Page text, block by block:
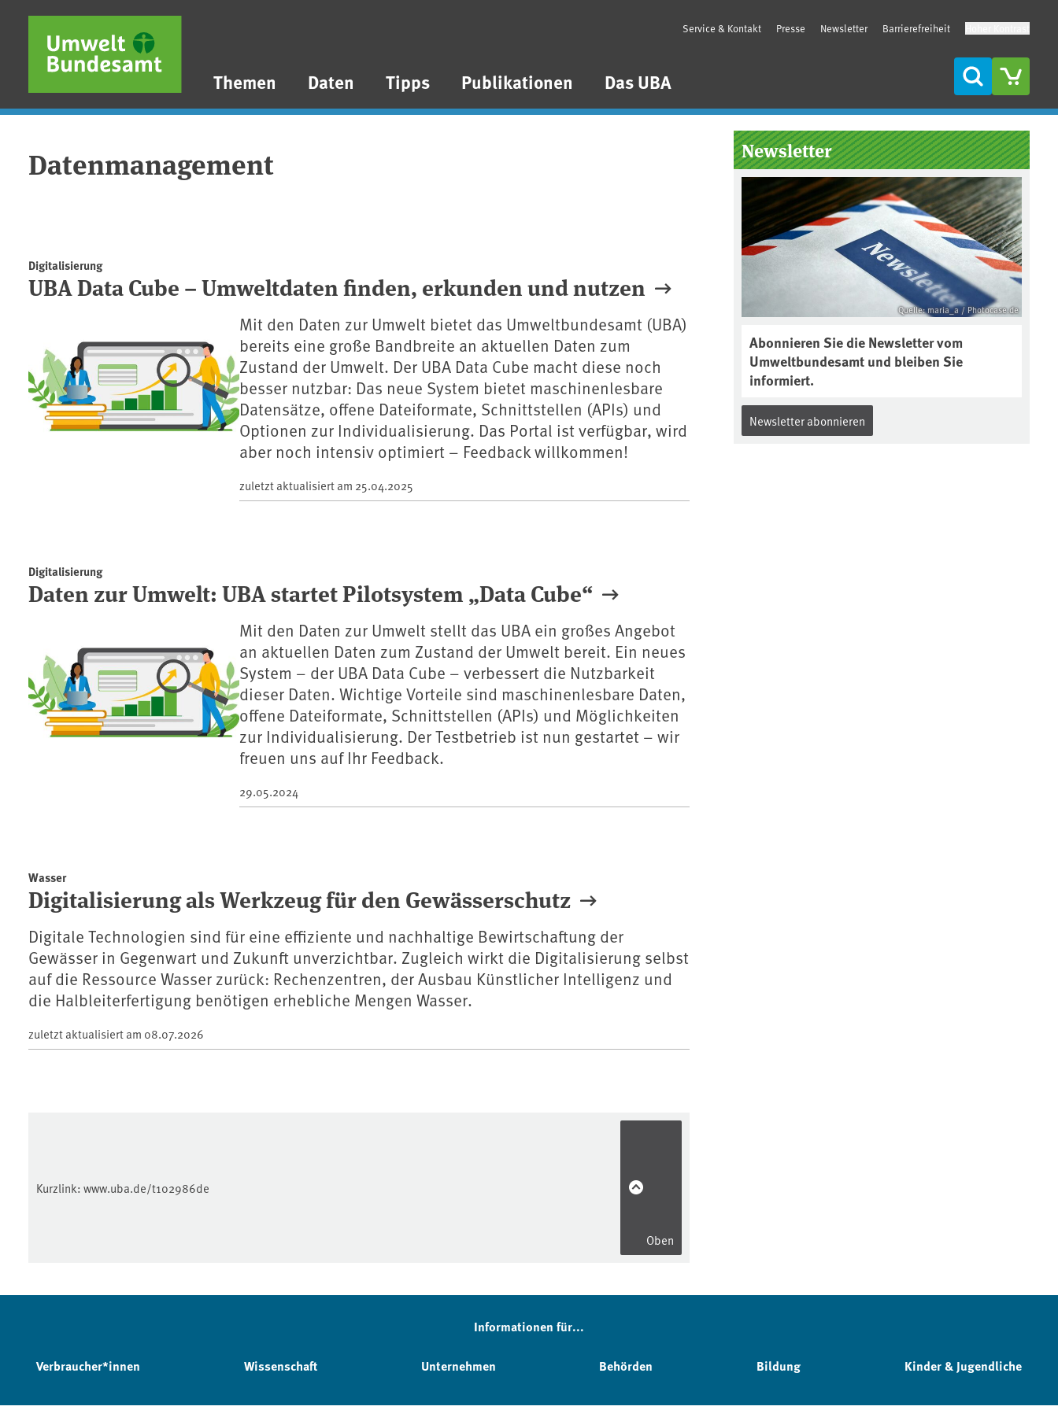
Direkt zum Inhalt
Direkt zum Hauptmenü
Direkt zur Fußzeile
Themen Daten Tipps Publikationen Das UBA
Service & Kontakt Presse Newsletter Barrierefreiheit
Suche
Datenmanagement
Digitalisierung
UBA Data Cube – Umweltdaten finden, erkunden und nutzen
Mit den Daten zur Umwelt bietet das Umweltbundesamt (UBA)
bereits eine große Bandbreite an aktuellen Daten zum
Zustand der Umwelt. Der UBA Data Cube macht diese noch
besser nutzbar: Das neue System bietet maschinenlesbare
Datensätze, offene Dateiformate, Schnittstellen (APIs) und
Optionen zur Individualisierung. Das Portal ist verfügbar, wird
aber noch intensiv optimiert – Feedback willkommen!
zuletzt aktualisiert am 25.04.2025
Digitalisierung
Daten zur Umwelt: UBA startet Pilotsystem „Data Cube“
Mit den Daten zur Umwelt stellt das UBA ein großes Angebot
an aktuellen Daten zum Zustand der Umwelt bereit. Ein neues
System – der UBA Data Cube – verbessert die Nutzbarkeit
dieser Daten. Wichtige Vorteile sind maschinenlesbare Daten,
offene Dateiformate, Schnittstellen (APIs) und Möglichkeiten
zur Individualisierung. Der Testbetrieb ist nun gestartet – wir
freuen uns auf Ihr Feedback.
29.05.2024
Wasser
Digitalisierung als Werkzeug für den Gewässerschutz
Digitale Technologien sind für eine effiziente und nachhaltige Bewirtschaftung der
Gewässer in Gegenwart und Zukunft unverzichtbar. Zugleich wirkt die Digitalisierung selbst
auf die Ressource Wasser zurück: Rechenzentren, der Ausbau Künstlicher Intelligenz und
die Halbleiterfertigung benötigen erhebliche Mengen Wasser.
zuletzt aktualisiert am 08.07.2026
Kurzlink: www.uba.de/t102986de
Oben
Seitenleiste
Newsletter
Quelle: maria_a / Photocase.de
Abonnieren Sie die Newsletter vom
Umweltbundesamt und bleiben Sie
informiert.
Newsletter abonnieren
Informationen für...
Verbraucher*innen Wissenschaft Unternehmen Behörden Bildung Kinder & Jugendliche